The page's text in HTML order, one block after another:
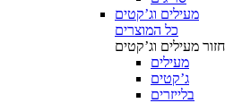
מעילים וג’קטים
כל המוצרים
חזור מעילים וג’קטים
מעילים
ג’קטים
בלייזרים